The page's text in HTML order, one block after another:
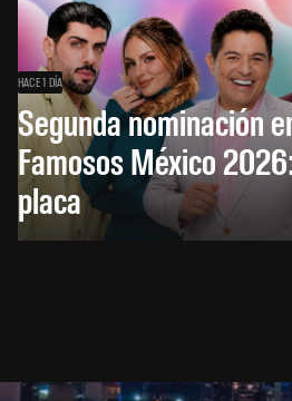
HACE 1 DÍA
Segunda nominación
Famosos México
placa